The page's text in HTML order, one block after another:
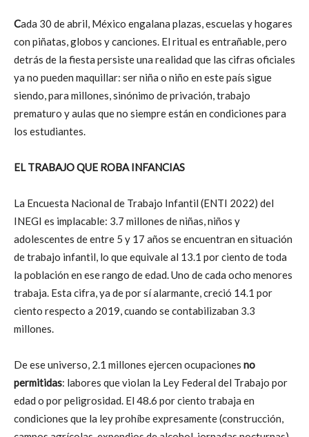
Cada 30 de abril, México engalana plazas, escuelas y hogares
con piñatas, globos y canciones. El ritual es entrañable, pero
detrás de la fiesta persiste una realidad que las cifras oficiales
ya no pueden maquillar: ser niña o niño en este país sigue
siendo, para millones, sinónimo de privación, trabajo
prematuro y aulas que no siempre están en condiciones para
los estudiantes.
EL TRABAJO QUE ROBA INFANCIAS
La Encuesta Nacional de Trabajo Infantil (ENTI 2022) del
INEGI es implacable: 3.7 millones de niñas, niños y
adolescentes de entre 5 y 17 años se encuentran en situación
de trabajo infantil, lo que equivale al 13.1 por ciento de toda
la población en ese rango de edad. Uno de cada ocho menores
trabaja. Esta cifra, ya de por sí alarmante, creció 14.1 por
ciento respecto a 2019, cuando se contabilizaban 3.3
millones.
De ese universo, 2.1 millones ejercen ocupaciones no
permitidas: labores que violan la Ley Federal del Trabajo por
edad o por peligrosidad. El 48.6 por ciento trabaja en
condiciones que la ley prohíbe expresamente (construcción,